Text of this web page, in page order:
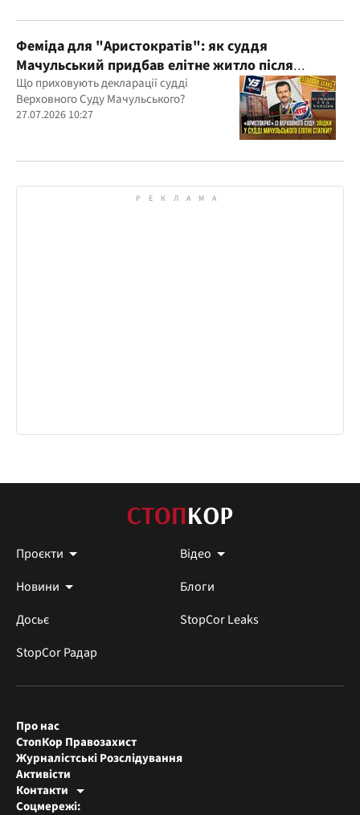
Феміда для "Аристократів": як суддя
Мачульський придбав елітне житло після
вердикту на користь забудовника?
Що приховують декларації судді
Верховного Суду Мачульського?
27.07.2026 10:27
Проєкти
Відео
Новини
Блоги
Досьє
StopCor Leaks
StopCor Радар
Про нас
СтопКор Правозахист
Журналістські Розслідування
Активісти
Контакти
Редакція СтопКора
Соцмережі: